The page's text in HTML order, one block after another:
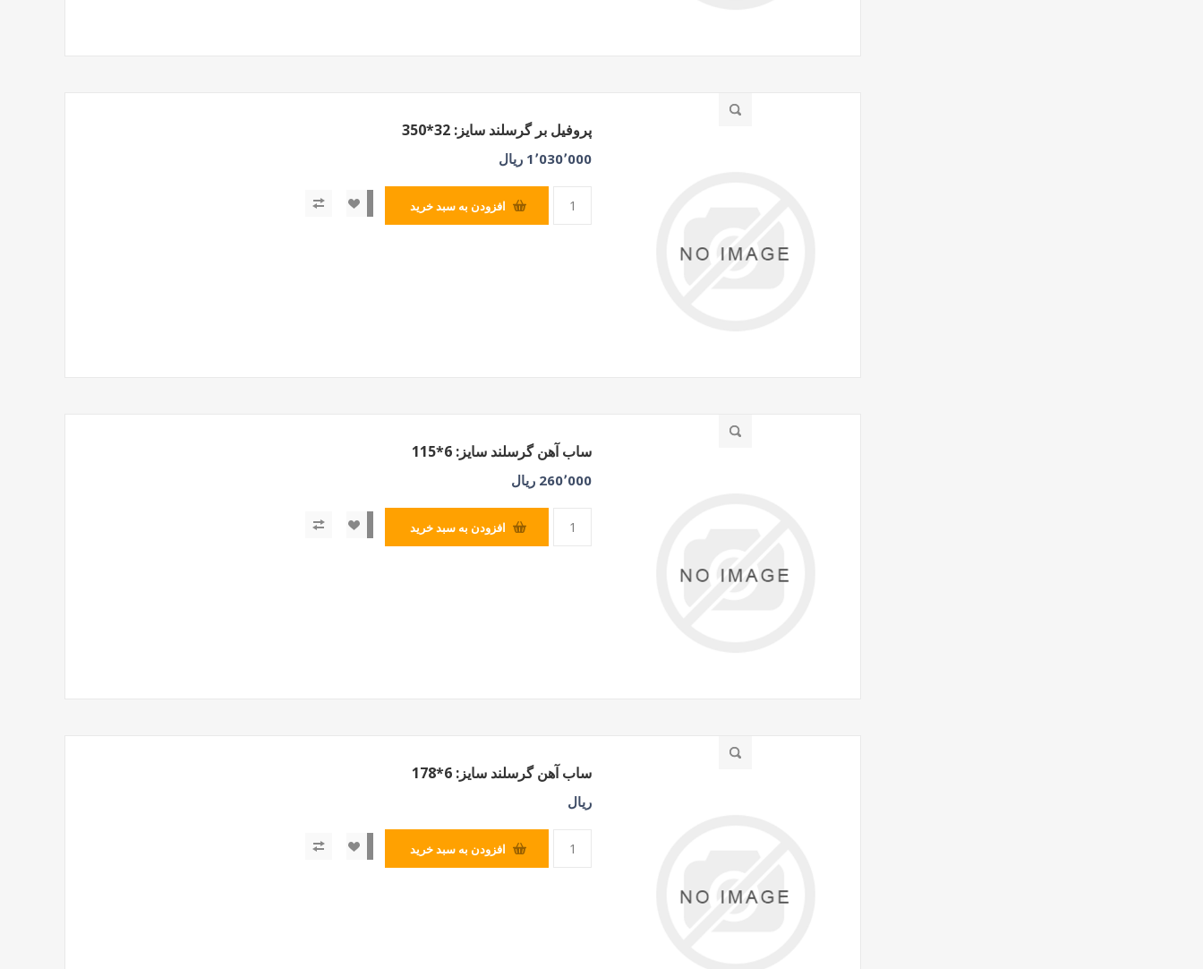
پروفیل بر گرسلند سایز: 32*350
1٬030٬000 ریال
افزودن به سبد خرید
ساب آهن گرسلند سایز: 6*115
260٬000 ریال
افزودن به سبد خرید
ساب آهن گرسلند سایز: 6*178
ریال
افزودن به سبد خرید